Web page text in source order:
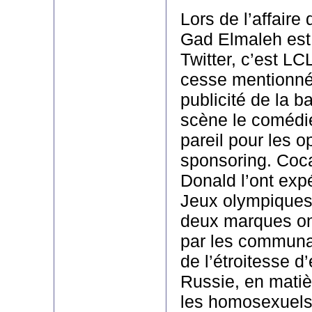
Lors de l’affaire
Gad Elmaleh
Twitter, c’est
cesse
publicité de la
scène le
pareil pour les
sponsoring.
Donald l’ont
Jeux
deux marques
par les
de l’étroitesse
Russie, en
les